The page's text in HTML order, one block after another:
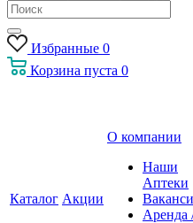
Избранные 0
Корзина пуста 0
Каталог Акции
О компании
Наши
Аптеки
Аренда